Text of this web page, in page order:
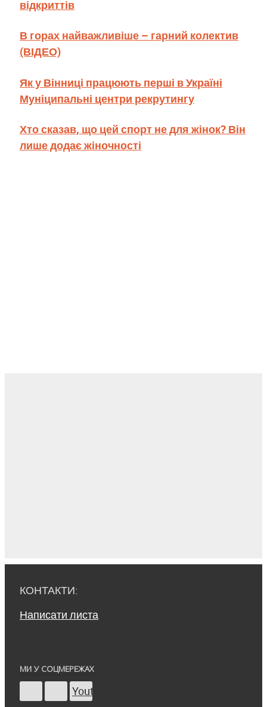
відкриттів
В горах найважливіше – гарний колектив
(ВІДЕО)
Як у Вінниці працюють перші в Україні
Муніципальні центри рекрутингу
Хто сказав, що цей спорт не для жінок? Він
лише додає жіночності
КОНТАКТИ:
Написати листа
МИ У СОЦМЕРЕЖАХ
Youtube